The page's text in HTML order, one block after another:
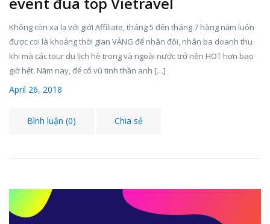
Không còn xa lạ với giới Affiliate, tháng 5 đến tháng 7 hàng năm luôn
được coi là khoảng thời gian VÀNG để nhân đôi, nhân ba doanh thu
khi mà các tour du lịch hè trong và ngoài nước trở nên HOT hơn bao
giờ hết. Năm nay, để cổ vũ tinh thần anh […]
April 26, 2018
Bình luận (0) Chia sẻ